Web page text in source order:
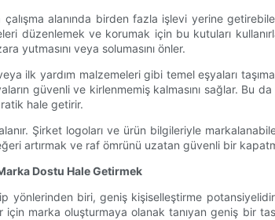
alanında birden fazla işlevi yerine
düzenlemek ve korumak için bu kutuları
yutmasını veya solumasını önler.
ilk yardım malzemeleri gibi temel eşyaları
güvenli ve kirlenmemiş kalmasını sağlar.
hale getirir.
Şirket logoları ve ürün bilgileriyle
artırmak ve raf ömrünü uzatan güvenli bir
Dostu Hale Getirmek
yönlerinden biri, geniş kişiselleştirme
marka oluşturmaya olanak tanıyan geniş bir